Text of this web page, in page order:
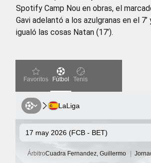
Spotify Camp Nou en obras, el
Gavi adelantó a los azulgranas en el
igualó las cosas Natan (17’).